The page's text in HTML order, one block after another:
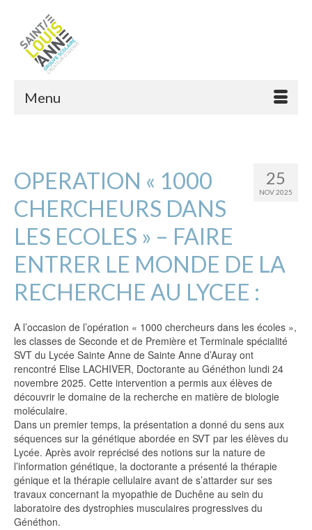
Menu
25
NOV 2025
OPERATION « 1000
CHERCHEURS DANS
LES ECOLES » – FAIRE
ENTRER LE MONDE DE LA
RECHERCHE AU LYCEE :
A l’occasion de l’opération « 1000 chercheurs dans les écoles »,
les classes de Seconde et de Première et Terminale spécialité
SVT du Lycée Sainte Anne de Sainte Anne d’Auray ont
rencontré Elise LACHIVER, Doctorante au Généthon lundi 24
novembre 2025. Cette intervention a permis aux élèves de
découvrir le domaine de la recherche en matière de biologie
moléculaire.
Dans un premier temps, la présentation a donné du sens aux
séquences sur la génétique abordée en SVT par les élèves du
Lycée. Après avoir reprécisé des notions sur la nature de
l’information génétique, la doctorante a présenté la thérapie
génique et la thérapie cellulaire avant de s’attarder sur ses
travaux concernant la myopathie de Duchêne au sein du
laboratoire des dystrophies musculaires progressives du
Généthon.